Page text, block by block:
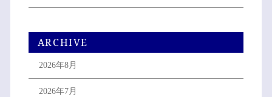
ARCHIVE
2026年8月
2026年7月